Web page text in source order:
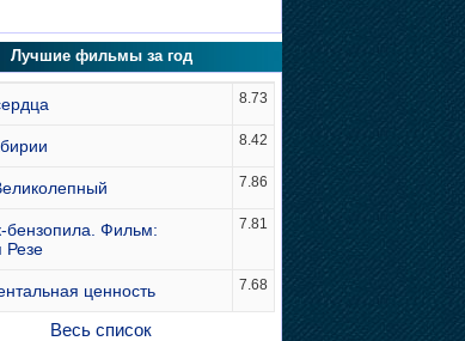
Лучшие фильмы за год
8.73
8.42
7.86
бензопила. Фильм:
Резе
7.81
ценность 7.68
Весь список